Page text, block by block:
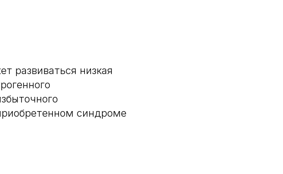
развиваться низкая
синдроме